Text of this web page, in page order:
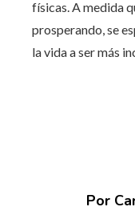
físicas. A medida
prosperando, se
la vida a ser más
Por